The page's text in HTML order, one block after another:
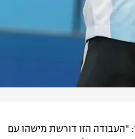
"העבודה הזו דורשת מישהו עם